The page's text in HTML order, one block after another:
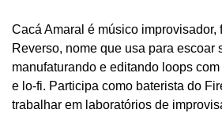
Cacá Amaral é músico improvisador,
Reverso, nome que usa para escoar
manufaturando e editando loops
e lo-fi. Participa como baterista do
trabalhar em laboratórios de